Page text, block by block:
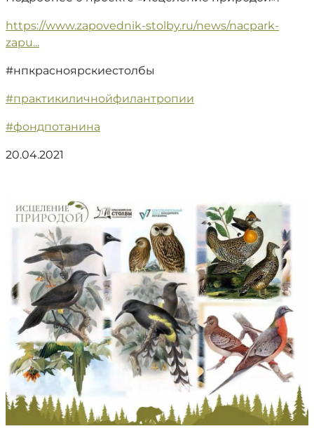
https://www.zapovednik-stolby.ru/news/nacpark-
zapu...
#нпкрасноярскиестолбы
#практикиличнойфилантропии
#фондпотанина
20.04.2021